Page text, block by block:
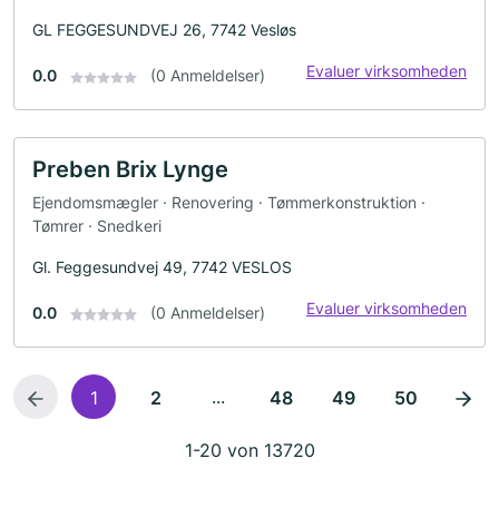
GL FEGGESUNDVEJ 26, 7742 Vesløs
0.0 (0 Anmeldelser) Evaluer virksomheden
Preben Brix Lynge
Ejendomsmægler · Renovering · Tømmerkonstruktion ·
Tømrer · Snedkeri
Gl. Feggesundvej 49, 7742 VESLOS
0.0 (0 Anmeldelser) Evaluer virksomheden
1 2 ... 48 49 50
1-20 von 13720